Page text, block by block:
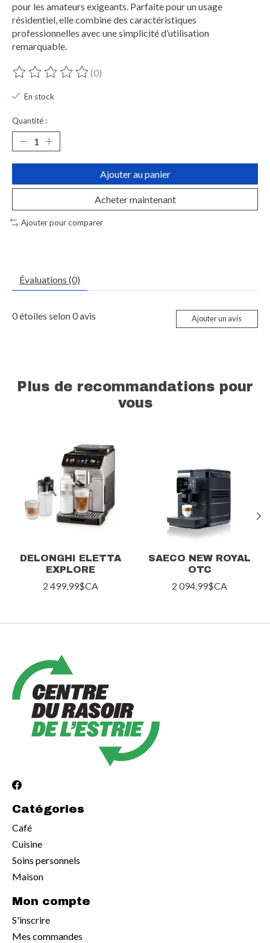
pour les amateurs exigeants. Parfaite pour un usage
résidentiel, elle combine des caractéristiques
professionnelles avec une simplicité d’utilisation
remarquable.
Ce produit est évalué à
(0)
En stock
Quantité :
Ajouter au panier
Acheter maintenant
Ajouter pour comparer
Évaluations (0)
0étoiles selon0avis Ajouter un avis
Plus de recommandations pour
vous
DELONGHI ELETTA
EXPLORE
2 499,99$CA
SAECO NEW ROYAL
OTC
2 094,99$CA
Catégories
Café
Cuisine
Soins personnels
Maison
Mon compte
S'inscrire
Mes commandes